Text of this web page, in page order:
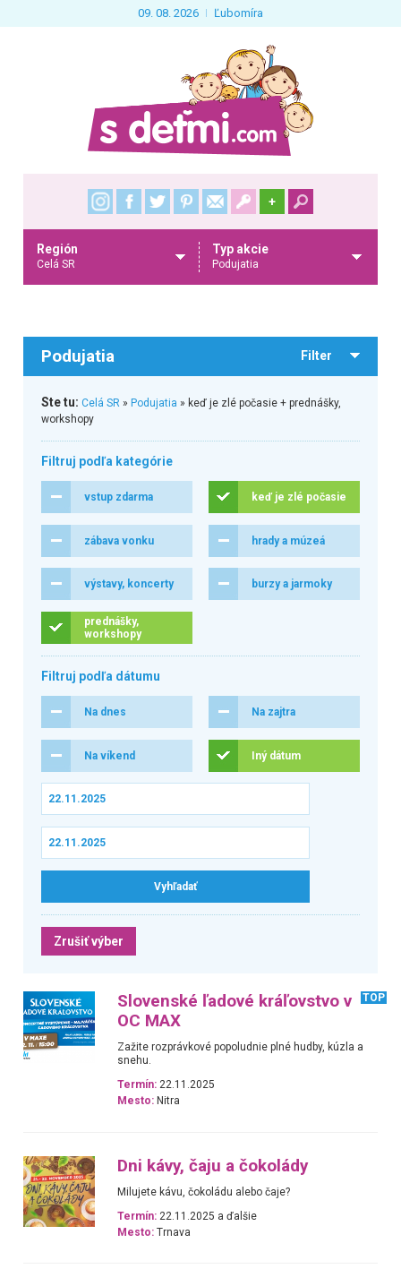
09. 08. 2026 Ľubomíra
+
Región
Celá SR
Typ akcie
Podujatia
Podujatia Filter
Ste tu: Celá SR» Podujatia » keď je zlé počasie + prednášky,
workshopy
Filtruj podľa kategórie
vstup zdarma keď je zlé počasie
zábava vonku hrady a múzeá
výstavy, koncerty burzy a jarmoky
prednášky,
workshopy
Filtruj podľa dátumu
Na dnes Na zajtra
Na víkend Iný dátum
Zrušiť výber
Slovenské ľadové kráľovstvo v
OC MAX
TOP
Zažite rozprávkové popoludnie plné hudby, kúzla a
snehu.
Termín: 22.11.2025
Mesto: Nitra
Dni kávy, čaju a čokolády
Milujete kávu, čokoládu alebo čaje?
Termín: 22.11.2025 a ďalšie
Mesto: Trnava